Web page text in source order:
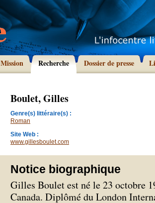
Mission Recherche Dossier de presse
Boulet, Gilles
Genre(s) littéraire(s) :
Roman
Site Web :
www.gillesboulet.com
Notice biographique
Gilles Boulet est né le 23 octobre
Canada. Diplômé du London